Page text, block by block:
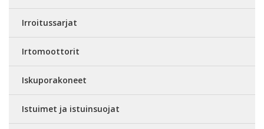
Irroitussarjat
Irtomoottorit
Iskuporakoneet
Istuimet ja istuinsuojat